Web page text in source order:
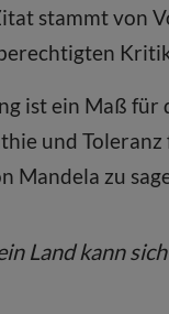
stammt von
ist ein Maß für
und
Mandela zu
Land kann